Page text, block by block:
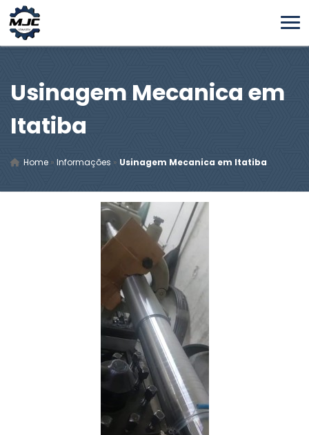
Usinagem Mecanica em
Itatiba
Home » Informações » Usinagem Mecanica em Itatiba